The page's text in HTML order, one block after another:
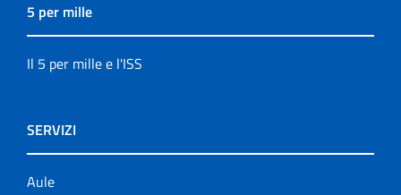
5 per mille
Il 5 per mille e l'ISS
SERVIZI
Aule